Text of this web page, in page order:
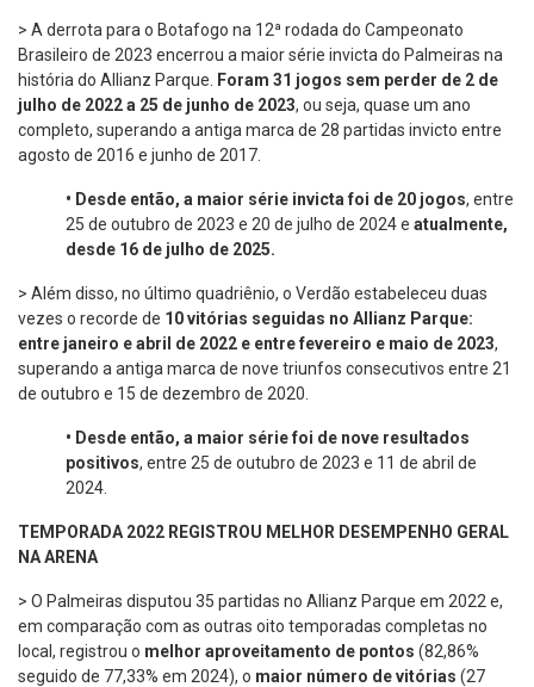
> A derrota para o Botafogo na 12ª rodada do Campeonato
Brasileiro de 2023 encerrou a maior série invicta do Palmeiras na
história do Allianz Parque.
Foram 31 jogos sem perder de 2 de
julho de 2022 a 25 de junho de 2023, ou seja, quase um ano
completo, superando a antiga marca de 28 partidas invicto entre
agosto de 2016 e junho de 2017.
• Desde então, a maior série invicta foi de 20 jogos, entre
25 de outubro de 2023 e 20 de julho de 2024 e atualmente,
desde 16 de julho de 2025.
> Além disso, no último quadriênio, o Verdão estabeleceu duas
vezes o recorde de 10 vitórias seguidas no Allianz Parque:
entre janeiro e abril de 2022 e entre fevereiro e maio de 2023,
superando a antiga marca de nove triunfos consecutivos entre 21
de outubro e 15 de dezembro de 2020.
• Desde então, a maior série foi de nove resultados
positivos, entre 25 de outubro de 2023 e 11 de abril de
2024.
TEMPORADA 2022 REGISTROU MELHOR DESEMPENHO GERAL
NA ARENA
> O Palmeiras disputou 35 partidas no Allianz Parque em 2022 e,
em comparação com as outras oito temporadas completas no
local, registrou o melhor aproveitamento de pontos (82,86%
seguido de 77,33% em 2024), o maior número de vitórias (27